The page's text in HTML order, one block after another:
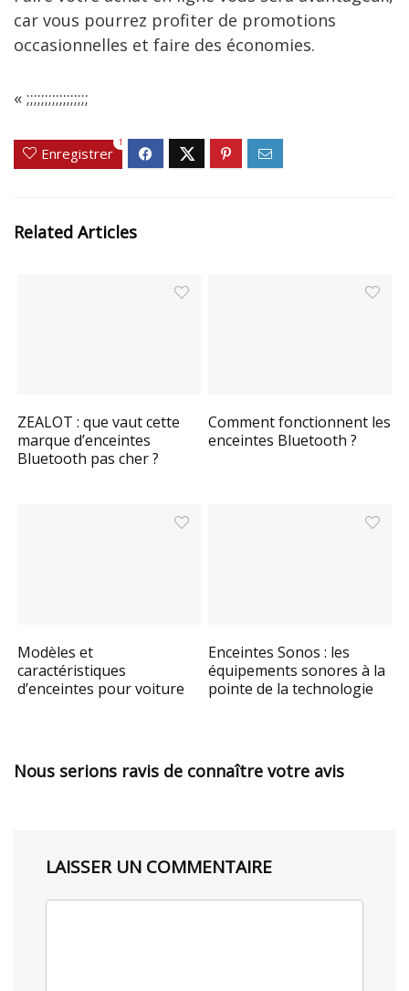
car vous pourrez profiter de promotions
occasionnelles et faire des économies.
« ;;;;;;;;;;;;;;;;;
Enregistrer
1
Related Articles
ZEALOT : que vaut cette
marque d’enceintes
Bluetooth pas cher ?
Comment fonctionnent les
enceintes Bluetooth ?
Modèles et
caractéristiques
d’enceintes pour voiture
Enceintes Sonos : les
équipements sonores à la
pointe de la technologie
Nous serions ravis de connaître votre avis
LAISSER UN COMMENTAIRE